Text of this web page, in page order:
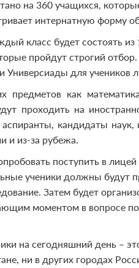
на 360 учащихся,
интернатную форму
класс будет состоять из
пройдут строгий
для учеников
предметов как
проходить на
кандидаты наук,
и из-за рубежа.
поступить в
ученики должны будут
Затем будет
моментом в вопросе
на сегодняшний день –
ни в других городах